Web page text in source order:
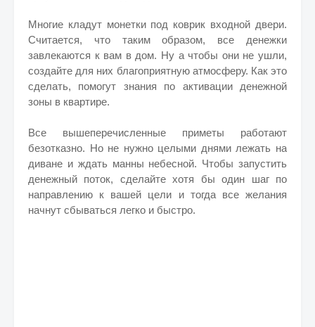
Многие кладут монетки под коврик входной двери.
Считается, что таким образом, все денежки
завлекаются к вам в дом. Ну а чтобы они не ушли,
создайте для них благоприятную атмосферу. Как это
сделать, помогут знания по активации денежной
зоны в квартире.
Все вышеперечисленные приметы работают
безотказно. Но не нужно целыми днями лежать на
диване и ждать манны небесной. Чтобы запустить
денежный поток, сделайте хотя бы один шаг по
направлению к вашей цели и тогда все желания
начнут сбываться легко и быстро.